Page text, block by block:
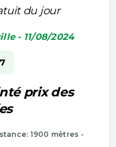
du jour
- 11/08/2024
prix des
1900 mètres -